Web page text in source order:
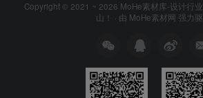
Copyright © 2021 ~ 2026 MoHe素材库-设计行
山！ · 由 MoHe素材网 强力